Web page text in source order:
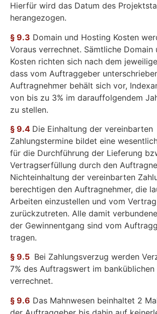
Hierfür wird das Datum des
herangezogen.
§ 9.3 Domain und Hosting Kosten
Voraus verrechnet. Sämtliche Domain
Kosten richten sich nach dem
dass vom Auftraggeber
Auftragnehmer behält sich vor,
von bis zu 3% im darauffolgendem
zu stellen.
§ 9.4 Die Einhaltung der vereinbarten
Zahlungstermine bildet eine
für die Durchführung der Lieferung
Vertragserfüllung durch den
Nichteinhaltung der vereinbarten
berechtigen den Auftragnehmer, die
Arbeiten einzustellen und vom Vertrag
zurückzutreten. Alle damit
der Gewinnentgang sind vom
tragen.
§ 9.5 Bei Zahlungsverzug werden
7% des Auftragswert im banküblichen
verrechnet.
§ 9.6 Das Mahnwesen beinhaltet 2